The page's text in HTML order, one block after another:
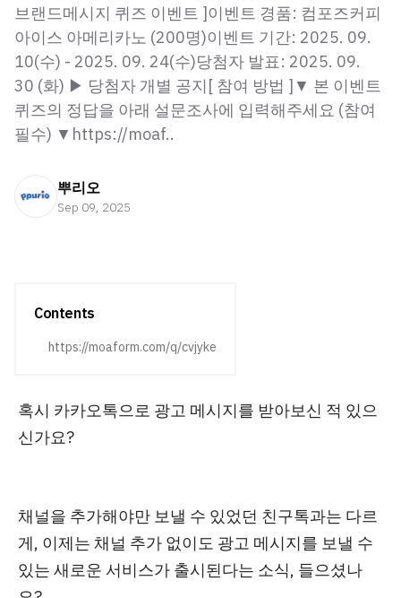
브랜드메시지 퀴즈 이벤트 ]이벤트 경품: 컴포즈커피
아이스 아메리카노 (200명)이벤트 기간: 2025. 09.
10(수) - 2025. 09. 24(수)당첨자 발표: 2025. 09.
30 (화) ▶ 당첨자 개별 공지[ 참여 방법 ]▼ 본 이벤트
퀴즈의 정답을 아래 설문조사에 입력해주세요 (참여
필수) ▼https://moaf..
뿌리오
Sep 09, 2025
Contents
https://moaform.com/q/cvjyke
혹시 카카오톡으로 광고 메시지를 받아보신 적 있으
신가요?
채널을 추가해야만 보낼 수 있었던 친구톡과는 다르
게, 이제는 채널 추가 없이도 광고 메시지를 보낼 수
있는 새로운 서비스가 출시된다는 소식, 들으셨나